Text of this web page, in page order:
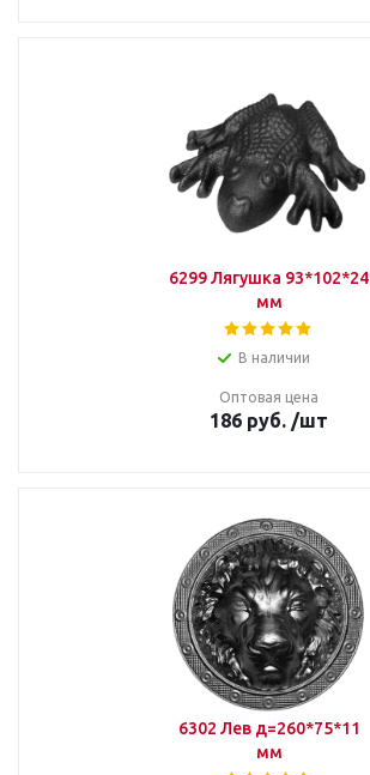
6299 Лягушка 93*102*24
мм
В наличии
Оптовая цена
186 руб. /шт
6302 Лев д=260*75*11
мм